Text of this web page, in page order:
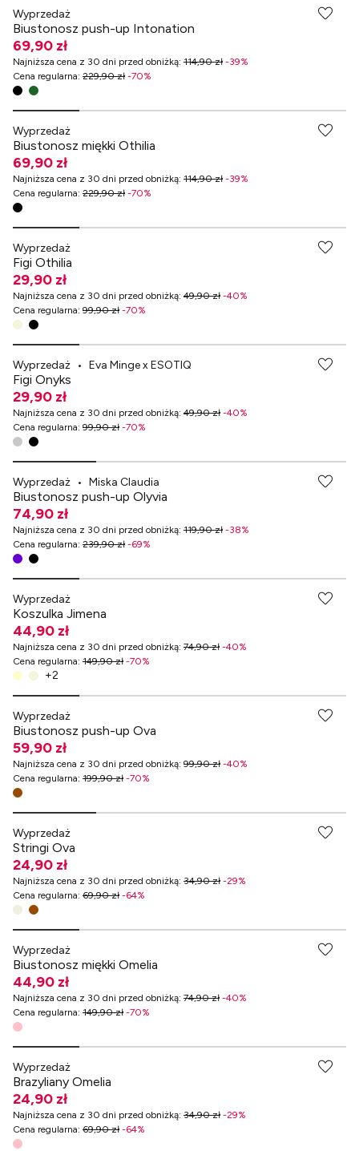
Wyprzedaż
Biustonosz push-up Intonation
69,90 zł
Najniższa cena z 30 dni przed obniżką: 114,90 zł -39%
Cena regularna: 229,90 zł -70%
Na większy biust
Wyprzedaż
Biustonosz miękki Othilia
69,90 zł
Najniższa cena z 30 dni przed obniżką: 114,90 zł -39%
Cena regularna: 229,90 zł -70%
Wyprzedaż
Figi Othilia
29,90 zł
Najniższa cena z 30 dni przed obniżką: 49,90 zł -40%
Cena regularna: 99,90 zł -70%
-70% przy zakupach za min. 349 zł
Wyprzedaż • Eva Minge x ESOTIQ
Figi Onyks
29,90 zł
Najniższa cena z 30 dni przed obniżką: 49,90 zł -40%
Cena regularna: 99,90 zł -70%
Wyprzedaż • Miska Claudia
Biustonosz push-up Olyvia
74,90 zł
Najniższa cena z 30 dni przed obniżką: 119,90 zł -38%
Cena regularna: 239,90 zł -69%
-70% przy zakupach za min. 349 zł
Wyprzedaż
Koszulka Jimena
44,90 zł
Najniższa cena z 30 dni przed obniżką: 74,90 zł -40%
Cena regularna: 149,90 zł -70%
+2
Wyprzedaż
Biustonosz push-up Ova
59,90 zł
Najniższa cena z 30 dni przed obniżką: 99,90 zł -40%
Cena regularna: 199,90 zł -70%
Wyprzedaż
Stringi Ova
24,90 zł
Najniższa cena z 30 dni przed obniżką: 34,90 zł -29%
Cena regularna: 69,90 zł -64%
-70% przy zakupach za min. 349 zł
Wyprzedaż
Biustonosz miękki Omelia
44,90 zł
Najniższa cena z 30 dni przed obniżką: 74,90 zł -40%
Cena regularna: 149,90 zł -70%
Wyprzedaż
Brazyliany Omelia
24,90 zł
Najniższa cena z 30 dni przed obniżką: 34,90 zł -29%
Cena regularna: 69,90 zł -64%